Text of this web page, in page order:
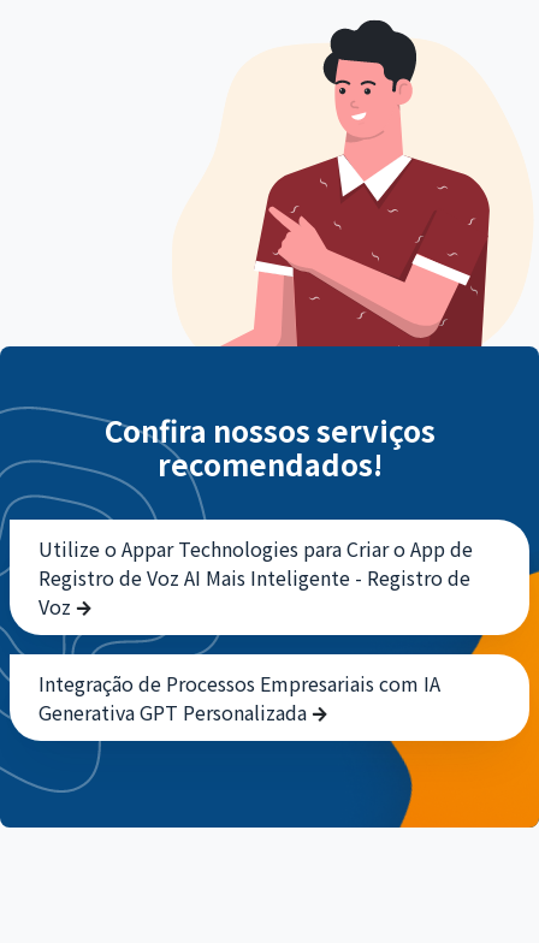
Confira nossos serviços
recomendados!
Utilize o Appar Technologies para Criar o App de
Registro de Voz AI Mais Inteligente - Registro de
Voz
Integração de Processos Empresariais com IA
Generativa GPT Personalizada